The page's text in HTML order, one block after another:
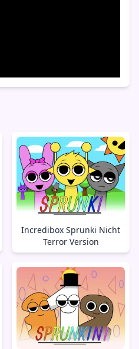
Incredibox Sprunki Nicht
Terror Version